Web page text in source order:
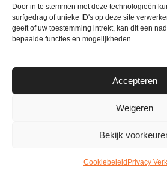
Door in te stemmen met deze technologieën
surfgedrag of unieke ID's op deze site
geeft of uw toestemming intrekt, kan dit een
bepaalde functies en mogelijkheden.
Accepteren
Weigeren
Bekijk
Cookiebeleid Privacy
© Mamameteenblog.nl